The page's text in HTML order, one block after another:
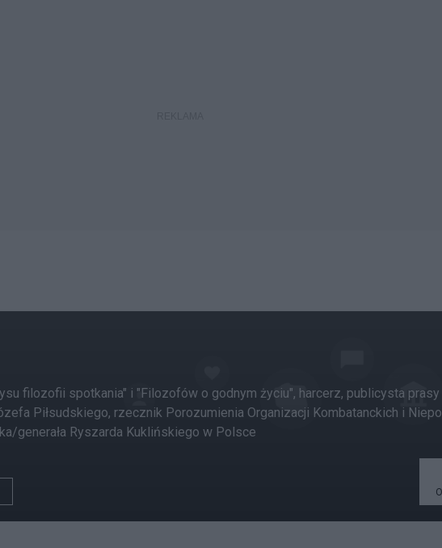
filozofii spotkania" i "Filozofów o godnym życiu", harcerz, publicysta
Piłsudskiego, rzecznik Porozumienia Organizacji Kombatanckich i
generała Ryszarda Kuklińskiego w Polsce